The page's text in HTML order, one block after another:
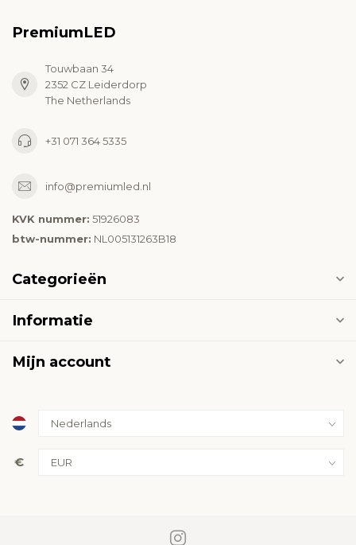
PremiumLED
Touwbaan 34
2352 CZ Leiderdorp
The Netherlands
+31 071 364 5335
info@premiumled.nl
KVK nummer: 51926083
btw-nummer: NL005131263B18
Categorieën
Informatie
Mijn account
€